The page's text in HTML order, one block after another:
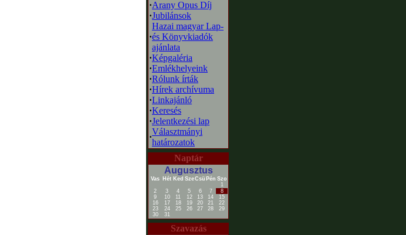
·Arany Opus Díj
·Jubilánsok
·
Hazai magyar Lap-
és Könyvkiadók
ajánlata
·Képgaléria
·Emlékhelyeink
·Rólunk írták
·Hírek archívuma
·Linkajánló
·Keresés
·Jelentkezési lap
·
Választmányi
határozatok
Naptár
Augusztus
Vas Hét Ked SzeCsü Pén Szo
1
2
3 4 5 6 7
8
9
10 11 12 13 14
15
16
17 18 19 20 21
22
23
24 25 26 27 28
29
30
31
Szavazás